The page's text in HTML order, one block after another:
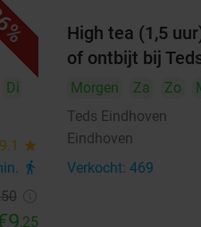
Di
9.1 star
directions_walk
,25
High tea (1,5
of ontbijt bij
Morgen Za Zo
Teds Eindhoven
Eindhoven
Verkocht: 469